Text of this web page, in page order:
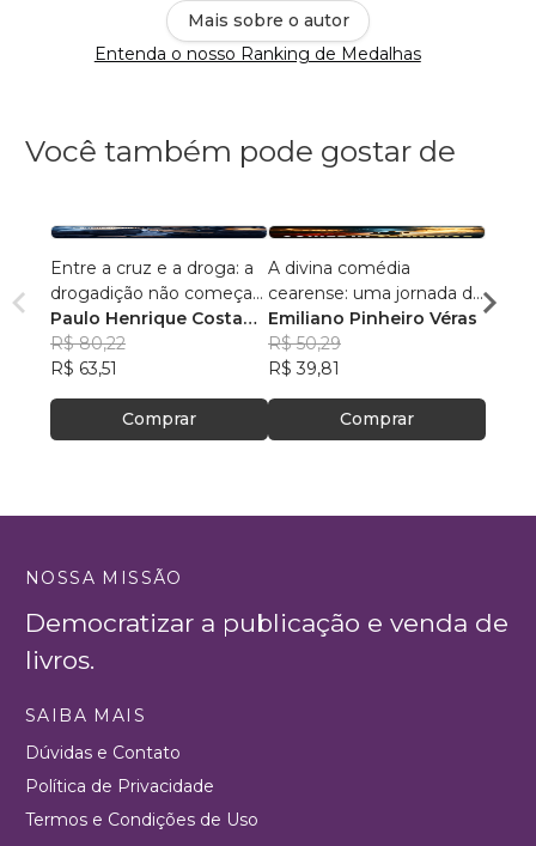
Mais sobre o autor
Entenda o nosso Ranking de Medalhas
Você também pode gostar de
Entre a cruz e a droga: a
drogadição não começa
na substância, mas na
fragilidade estrutural do
ego: a teoria da via
vascular simbólica e o
modelo Tertuliano de
reconstrução simbólica
Paulo Henrique Costa
Tertuliano dos Santos
R$ 80,22
R$ 63,51
Comprar
A divina comédia
cearense: uma jornada de
fé entre o purgatório da
recepção, o inferno da
UTI e o paraíso do milagre
Emiliano Pinheiro Véras
R$ 50,29
R$ 39,81
Comprar
Hélio
NOSSA MISSÃO
Democratizar a publicação e venda de
livros.
SAIBA MAIS
Dúvidas e Contato
Política de Privacidade
Termos e Condições de Uso